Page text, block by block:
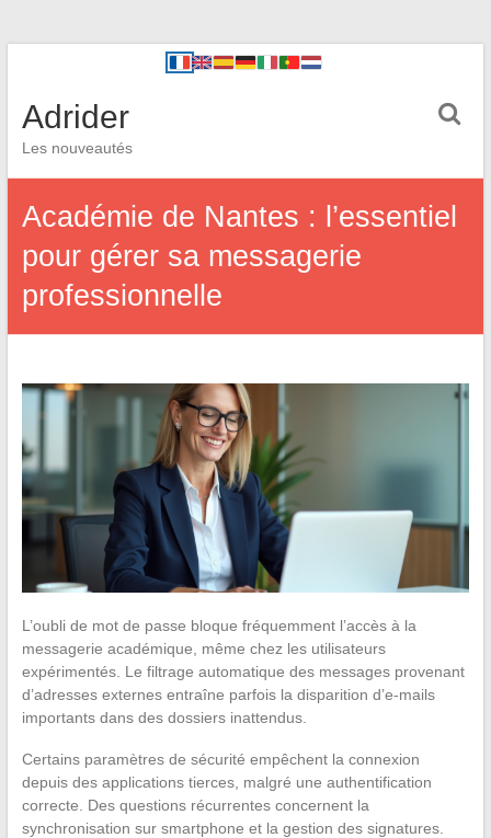
Adrider
Les nouveautés
Académie de Nantes : l’essentiel
pour gérer sa messagerie
professionnelle
L’oubli de mot de passe bloque fréquemment l’accès à la
messagerie académique, même chez les utilisateurs
expérimentés. Le filtrage automatique des messages provenant
d’adresses externes entraîne parfois la disparition d’e-mails
importants dans des dossiers inattendus.
Certains paramètres de sécurité empêchent la connexion
depuis des applications tierces, malgré une authentification
correcte. Des questions récurrentes concernent la
synchronisation sur smartphone et la gestion des signatures.